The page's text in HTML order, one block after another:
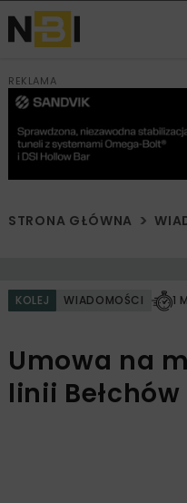
REKLAMA
STRONA GŁÓWNA
KOLEJ WIADOMOŚCI 1
Umowa na
linii